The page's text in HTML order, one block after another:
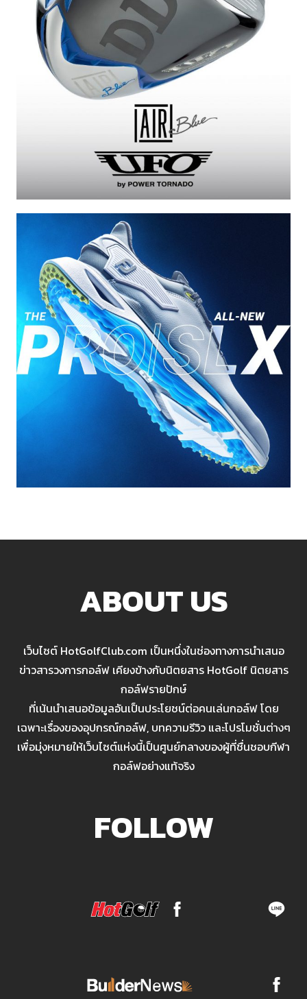
ABOUT US
เว็บไซต์ HotGolfClub.com เป็นหนึ่งในช่องทางการนำเสนอ
ข่าวสารวงการกอล์ฟ เคียงข้างกับนิตยสาร HotGolf นิตยสาร
กอล์ฟรายปักษ์
ที่เน้นนำเสนอข้อมูลอันเป็นประโยชน์ต่อคนเล่นกอล์ฟ โดย
เฉพาะเรื่องของอุปกรณ์กอล์ฟ, บทความรีวิว และโปรโมชั่นต่างๆ
เพื่อมุ่งหมายให้เว็บไซต์แห่งนี้เป็นศูนย์กลางของผู้ที่ชื่นชอบกีฬา
กอล์ฟอย่างแท้จริง
FOLLOW